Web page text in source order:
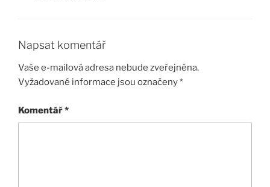
Napsat komentář
Vaše e-mailová adresa nebude zveřejněna.
Vyžadované informace jsou označeny*
Komentář*